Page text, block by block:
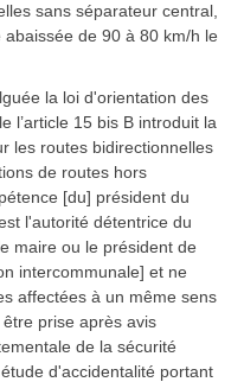
sans séparateur central,
de 90 à 80 km/h le
la loi d'orientation des
l’article 15 bis B introduit la
les routes bidirectionnelles
de routes hors
[du] président du
l'autorité détentrice du
maire ou le président de
intercommunale] et ne
affectées à un même sens
prise après avis
de la sécurité
d'accidentalité portant